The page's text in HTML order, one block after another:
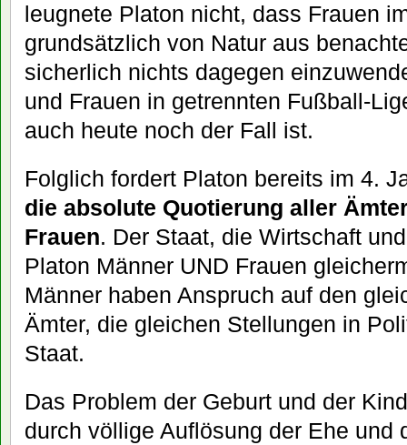
leugnete Platon nicht, dass Frauen
grundsätzlich von Natur aus
sicherlich nichts dagegen
und Frauen in getrennten Fußball-
auch heute noch der Fall ist.
Folglich fordert Platon bereits im 4.
die absolute Quotierung aller
Frauen. Der Staat, die Wirtschaft
Platon Männer UND Frauen
Männer haben Anspruch auf den
Ämter, die gleichen Stellungen in
Staat.
Das Problem der Geburt und der
durch völlige Auflösung der Ehe und